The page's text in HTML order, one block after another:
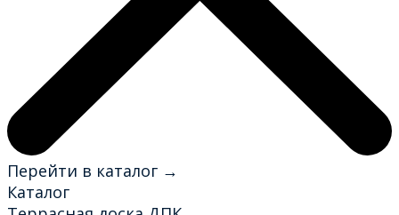
Перейти в каталог →
Каталог